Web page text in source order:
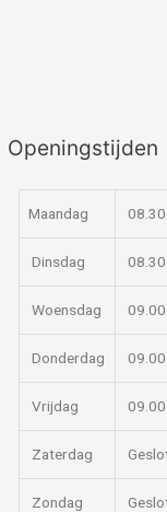
Openingstijden
Maandag
Dinsdag
Woensdag
Donderdag
Vrijdag
Zaterdag
Zondag